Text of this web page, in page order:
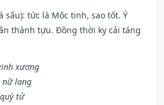
sấu): tức là Mộc tinh, sao tốt. Ý
thành tựu. Đồng thời kỵ cải táng
xương
nữ lang
tử